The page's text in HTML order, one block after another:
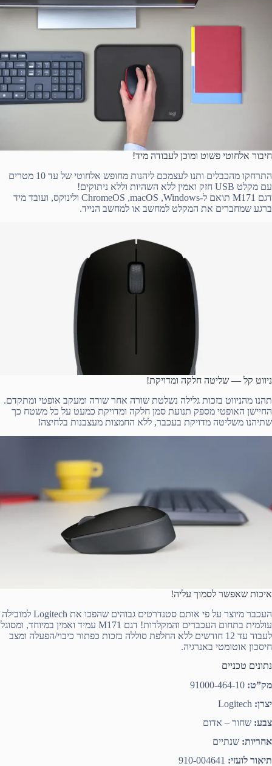
חיבור אלחוטי פשוט ומוכן לעבודה מיד!
התרחקו מהכבלים ותנו לעצמכם ליהנות מחופש אלחוטי של עד 10 מטרים
עם מקלט USB חזק ואמין ללא השהיות וללא ניתוקים!
דגם M171 תואם ל-Windows, ‏macOS, ‏ChromeOS ולינוקס, ועובד מיד
ברגע שמחברים את המקלט למחשב או למחשב הנייד.
ניווט קל — שליטה חלקה ומדויקת!
תהנו מהניווט בזכות גלילה נשלטת שורה אחר שורה ומעקב אופטי ומתקדם.
החיישן האופטי מספק תנועת סמן חלקה ומדויקת כמעט על כל משטח כך
שתיהנו משליטה מדויקת בעכבר, ללא החמצות מעצבנות בלחיצה!
איכות שאפשר לסמוך עליה!
העכבר מיוצר על פי אותם סטנדרטים גבוהים שהפכו את Logitech למובילה
עולמית בתחום העכברים והמקלדות! דגם M171 עמיד ואמין במיוחד, ומסוגל
לעבוד עד 12 חודשים ללא החלפת סוללה בזכות כפתור כיבוי/הפעלה ומצב
חיסכון אוטומטי באנרגיה.
נתונים טכניים
מק”ט:
יצרן:
צבע: שחור – אדום
אחריות: שנתיים
תיאור לועזי: